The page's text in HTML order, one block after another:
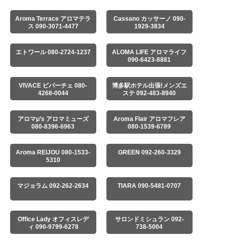
Aroma Terrace アロマテラ
ス 090-3071-4477
Cassano カッサーノ 090-
1929-3834
エトワール 080-2724-1237
ALOMA LIFE アロマライフ
090-6423-8881
VIVACE ビバーチェ 080-
4268-0044
博多駅ホテル出張!メンズエ
ステ 092-483-8940
アロマμ’s アロマミューズ
080-8396-6963
Aroma Flair アロマフレア
080-1539-6789
Aroma REIJOU 080-1533-
5310
GREEN 092-260-3329
マジョラム 092-262-2634 TIARA 090-5481-0707
Office Lady オフィスレデ
ィ 090-9799-6278
サロンドミシュラン 092-
738-5004